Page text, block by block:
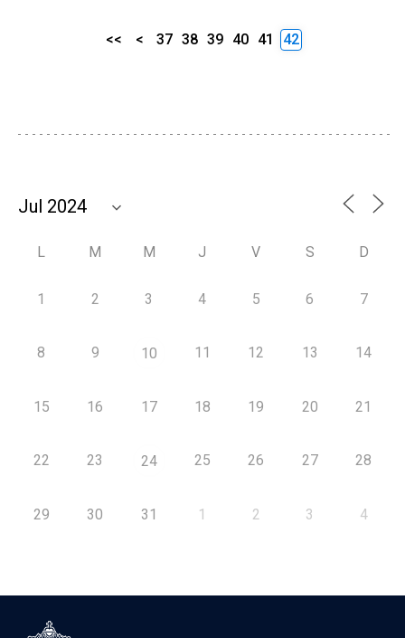
<< < 37 38 39 40 41 42
L M M J V S D
1 2 3 4 5 6 7
8 9 10 11 12 13 14
15 16 17 18 19 20 21
22 23 24 25 26 27 28
29 30 31 1 2 3 4